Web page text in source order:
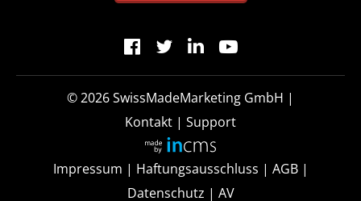
© 2026SwissMadeMarketing GmbH |
Kontakt | Support
Impressum | Haftungsausschluss | AGB|
Datenschutz | AV